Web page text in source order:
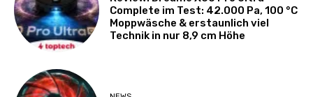
Complete im Test: 42.000 Pa, 100 °C
Moppwäsche & erstaunlich viel
Technik in nur 8,9 cm Höhe